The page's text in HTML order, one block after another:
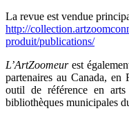
La revue est vendue
http://
produit/publications/
L’ArtZoomeurest
partenaires au Canada,
outil de référence en
bibliothèques municipales